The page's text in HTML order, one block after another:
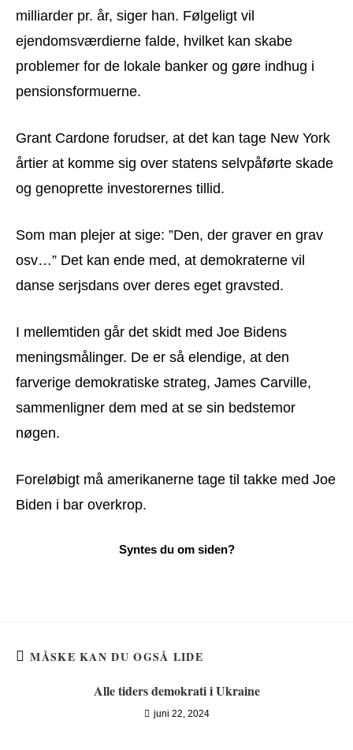
milliarder pr. år, siger han. Følgeligt vil
ejendomsværdierne falde, hvilket kan skabe
problemer for de lokale banker og gøre indhug i
pensionsformuerne.
Grant Cardone forudser, at det kan tage New York
årtier at komme sig over statens selvpåførte skade
og genoprette investorernes tillid.
Som man plejer at sige: ”Den, der graver en grav
osv…” Det kan ende med, at demokraterne vil
danse serjsdans over deres eget gravsted.
I mellemtiden går det skidt med Joe Bidens
meningsmålinger. De er så elendige, at den
farverige demokratiske strateg, James Carville,
sammenligner dem med at se sin bedstemor
nøgen.
Foreløbigt må amerikanerne tage til takke med Joe
Biden i bar overkrop.
MÅSKE KAN DU OGSÅ LIDE
Alle tiders demokrati i Ukraine
juni 22, 2024